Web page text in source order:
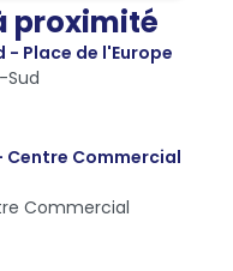
proximité
Place de l'Europe
Sud
Commercial
Commercial